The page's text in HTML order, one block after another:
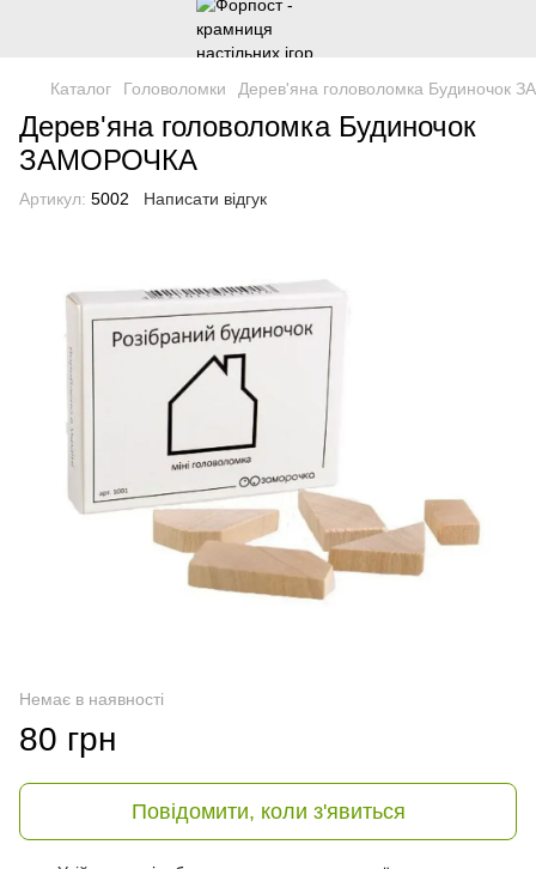
Каталог Головоломки Дерев'яна головоломка Будиночок
Дерев'яна головоломка Будиночок
ЗАМОРОЧКА
Артикул: 5002 Написати відгук
Немає в наявності
80 грн
Повідомити, коли з'явиться